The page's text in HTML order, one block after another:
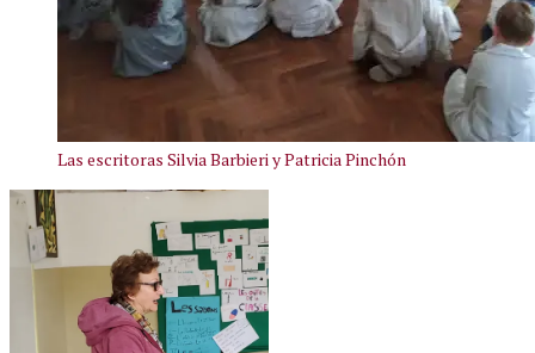
Las escritoras Silvia Barbieri y Patricia Pinchón